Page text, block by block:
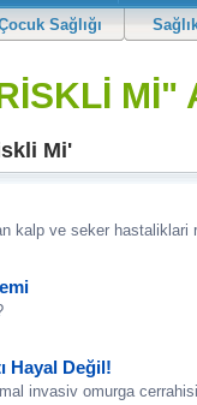
Sağlığı
Mİ"
Mi'
kalp ve seker
Hayal Değil!
invasiv omurga